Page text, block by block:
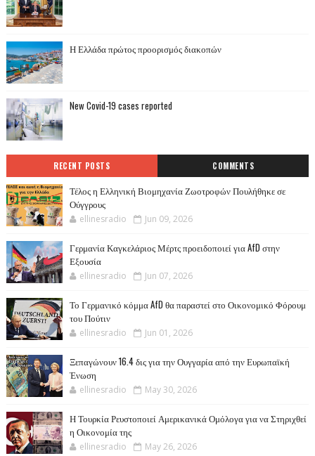
Η Ελλάδα πρώτος προορισμός διακοπών
New Covid-19 cases reported
RECENT POSTS COMMENTS
Τέλος η Ελληνική Βιομηχανία Ζωοτροφών Πουλήθηκε σε
Ούγγρους
ellinesradio Jun 09, 2026
Γερμανία Καγκελάριος Μέρτς προειδοποιεί για AfD στην
Εξουσία
ellinesradio Jun 07, 2026
Το Γερμανικό κόμμα AfD θα παραστεί στο Οικονομικό Φόρουμ
του Πούτιν
ellinesradio Jun 01, 2026
Ξεπαγώνουν 16.4 δις για την Ουγγαρία από την Ευρωπαϊκή
Ένωση
ellinesradio May 30, 2026
Η Τουρκία Ρευστοποιεί Αμερικανικά Ομόλογα για να Στηριχθεί
η Οικονομία της
ellinesradio May 26, 2026